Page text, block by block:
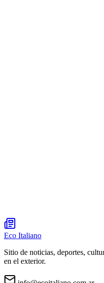
Eco Italiano
Sitio de noticias, deportes,
en el exterior.